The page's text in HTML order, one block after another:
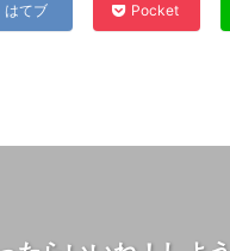
はてブ Pocket